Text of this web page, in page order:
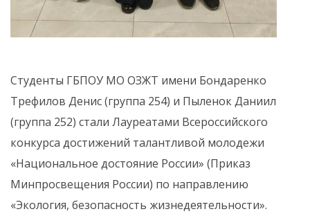
Студенты ГБПОУ МО ОЗЖТ имени Бондаренко
Трефилов Денис (группа 254) и Пыленок Даниил
(группа 252) стали Лауреатами Всероссийского
конкурса достижений талантливой молодежи
«Национальное достояние России» (Приказ
Минпросвещения России) по направлению
«Экология, безопасность жизнедеятельности».